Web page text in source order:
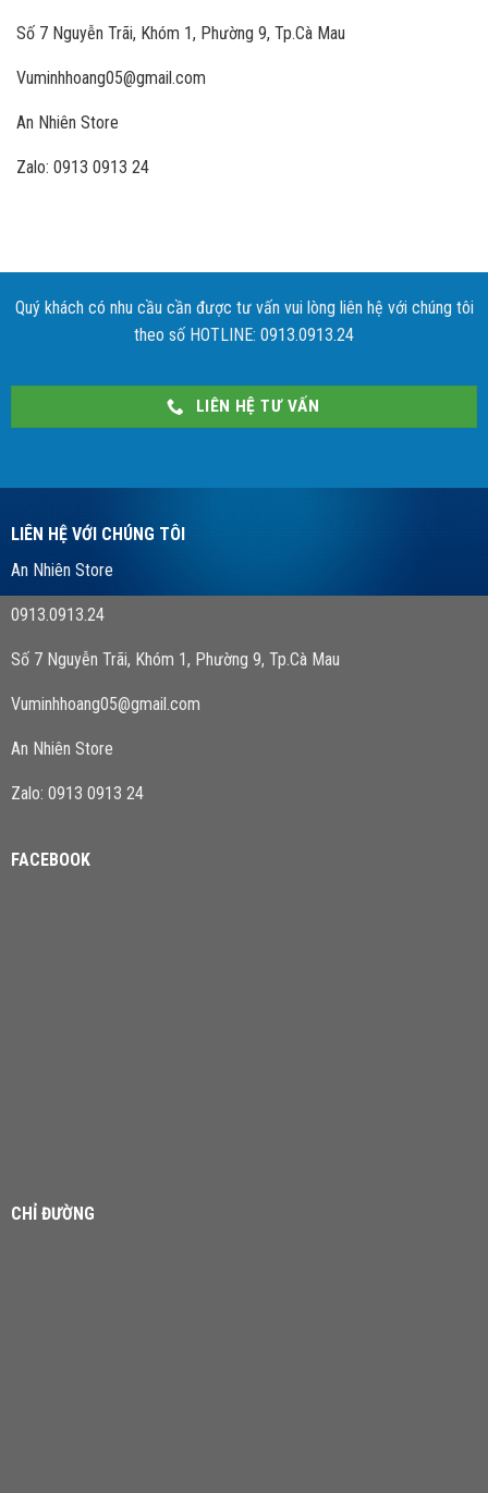
Số 7 Nguyễn Trãi, Khóm 1, Phường 9, Tp.Cà Mau
Vuminhhoang05@gmail.com
An Nhiên Store
Zalo: 0913 0913 24
Quý khách có nhu cầu cần được tư vấn vui lòng liên hệ với chúng tôi
theo số HOTLINE: 0913.0913.24
LIÊN HỆ TƯ VẤN
LIÊN HỆ VỚI CHÚNG TÔI
An Nhiên Store
0913.0913.24
Số 7 Nguyễn Trãi, Khóm 1, Phường 9, Tp.Cà Mau
Vuminhhoang05@gmail.com
An Nhiên Store
Zalo: 0913 0913 24
FACEBOOK
CHỈ ĐƯỜNG